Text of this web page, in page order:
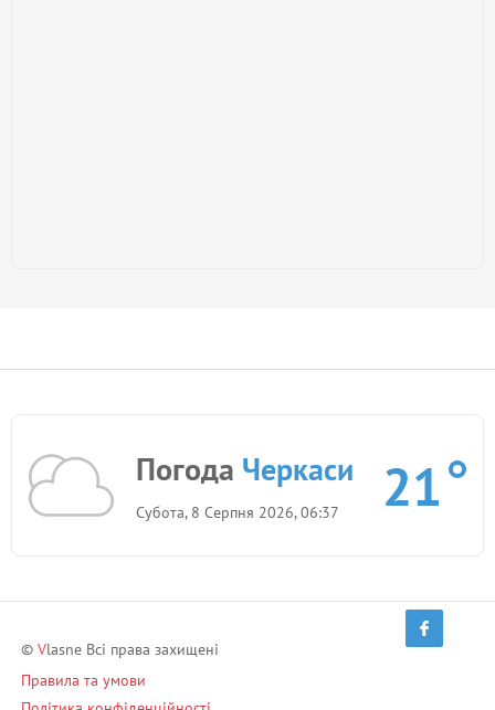
Погода Черкаси
Субота, 8 Серпня 2026, 06:37 21
© Vlasne Всі права захищені
Правила та умови